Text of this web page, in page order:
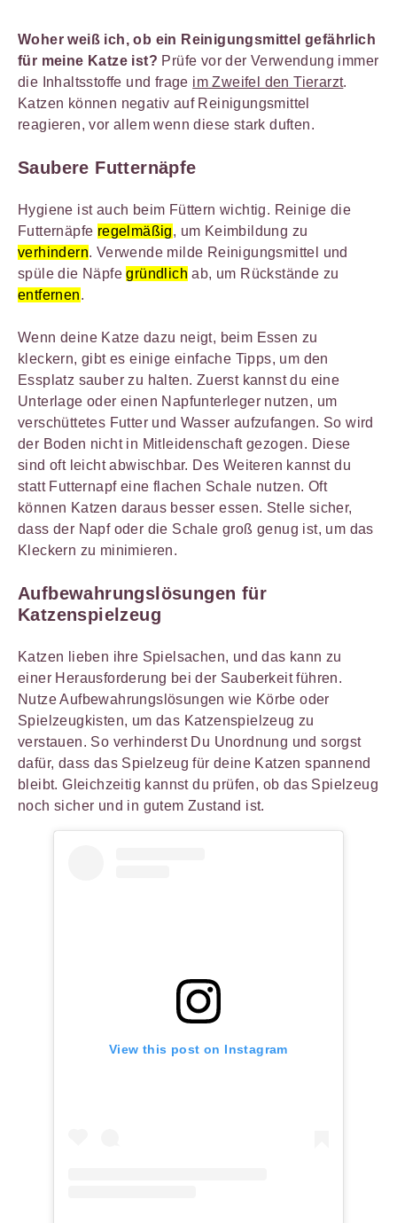
Woher weiß ich, ob ein Reinigungsmittel gefährlich
für meine Katze ist? Prüfe vor der Verwendung immer
die Inhaltsstoffe und frage im Zweifel den Tierarzt.
Katzen können negativ auf Reinigungsmittel
reagieren, vor allem wenn diese stark duften.
Saubere Futternäpfe
Hygiene ist auch beim Füttern wichtig. Reinige die
Futternäpfe regelmäßig, um Keimbildung zu
verhindern. Verwende milde Reinigungsmittel und
spüle die Näpfegründlich ab, um Rückstände zu
entfernen.
Wenn deine Katze dazu neigt, beim Essen zu
kleckern, gibt es einige einfache Tipps, um den
Essplatz sauber zu halten. Zuerst kannst du eine
Unterlage oder einen Napfunterleger nutzen, um
verschüttetes Futter und Wasser aufzufangen. So wird
der Boden nicht in Mitleidenschaft gezogen. Diese
sind oft leicht abwischbar. Des Weiteren kannst du
statt Futternapf eine flachen Schale nutzen. Oft
können Katzen daraus besser essen. Stelle sicher,
dass der Napf oder die Schale groß genug ist, um das
Kleckern zu minimieren.
Aufbewahrungslösungen für
Katzenspielzeug
Katzen lieben ihre Spielsachen, und das kann zu
einer Herausforderung bei der Sauberkeit führen.
Nutze Aufbewahrungslösungen wie Körbe oder
Spielzeugkisten, um das Katzenspielzeug zu
verstauen. So verhinderst Du Unordnung und sorgst
dafür, dass das Spielzeug für deine Katzen spannend
bleibt. Gleichzeitig kannst du prüfen, ob das Spielzeug
noch sicher und in gutem Zustand ist.
View this post on Instagram